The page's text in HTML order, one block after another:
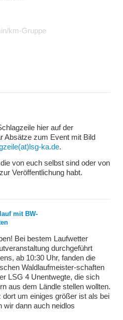
km-Gruppe
hier auf der
Absätze zum Event mit Bild
ka.de.
von euch selbst sind oder von
Veröffentlichung habt.
mit BW-
Bei bestem Laufwetter
durchgeführt
ab 10:30 Uhr, fanden die
Waldlaufmeister-schaften
LSG 4 Unentwegte, die sich
aus dem Ländle stellen wollten.
um einiges größer ist als bei
wir dann auch neidlos